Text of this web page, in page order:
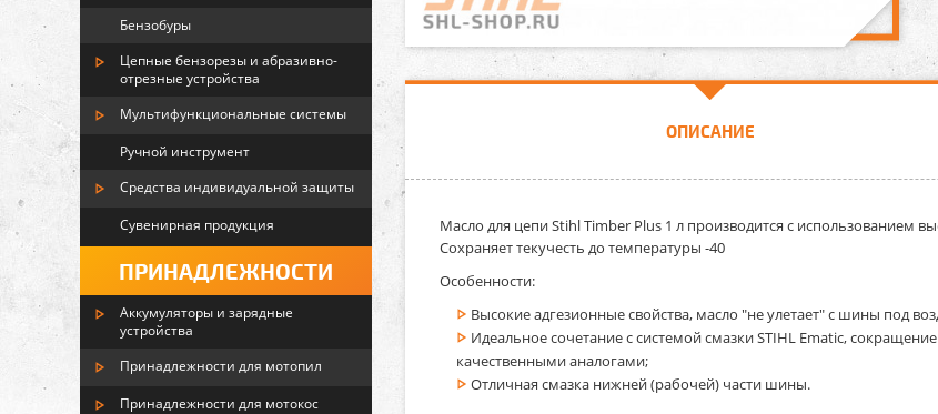
Бензобуры
Цепные бензорезы и абразивно-
отрезные устройства
Мультифункциональные системы
Ручной инструмент
Средства индивидуальной защиты
Сувенирная продукция
ПРИНАДЛЕЖНОСТИ
Аккумуляторы и зарядные
устройства
Принадлежности для мотопил
Принадлежности для мотокос
ОПИСАНИЕ
Масло для цепи Stihl Timber Plus 1 л производится с использованием
Сохраняет текучесть до температуры -40
Особенности:
Высокие адгезионные свойства, масло "не улетает" с шины под
Идеальное сочетание с системой смазки STIHL Ematic,
качественными аналогами;
Отличная смазка нижней (рабочей) части шины.